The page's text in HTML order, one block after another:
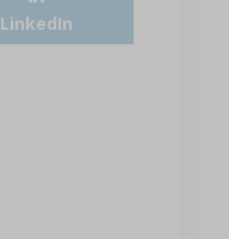
LinkedIn